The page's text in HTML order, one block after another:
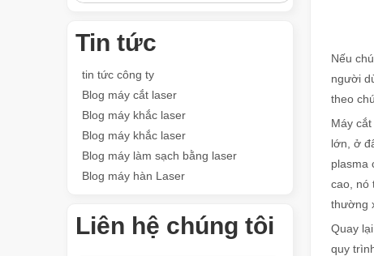
Tin tức
tin tức công ty
Blog máy cắt laser
Blog máy khắc laser
Blog máy khắc laser
Blog máy làm sạch bằng laser
Blog máy hàn Laser
Liên hệ chúng tôi
Nếu
người
theo
Máy
lớn, ở
plasma
cao, nó
thường
Quay
quy